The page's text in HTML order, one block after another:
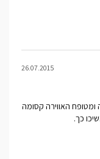
26.07.2015
ומטופח האווירה קסומה
כך.